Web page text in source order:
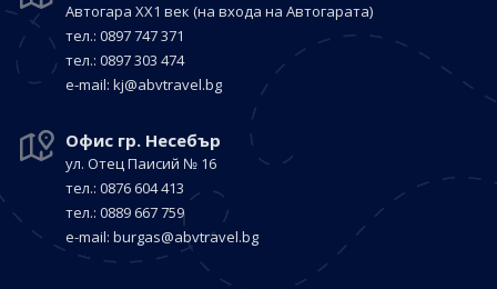
Автогара ХХ1 век (на входа на Автогарата)
тел.: 0897 747 371
тел.: 0897 303 474
е-mail: kj@abvtravel.bg
Офис гр. Несебър
ул. Отец Паисий № 16
тел.: 0876 604 413
тел.: 0889 667 759
е-mail: burgas@abvtravel.bg